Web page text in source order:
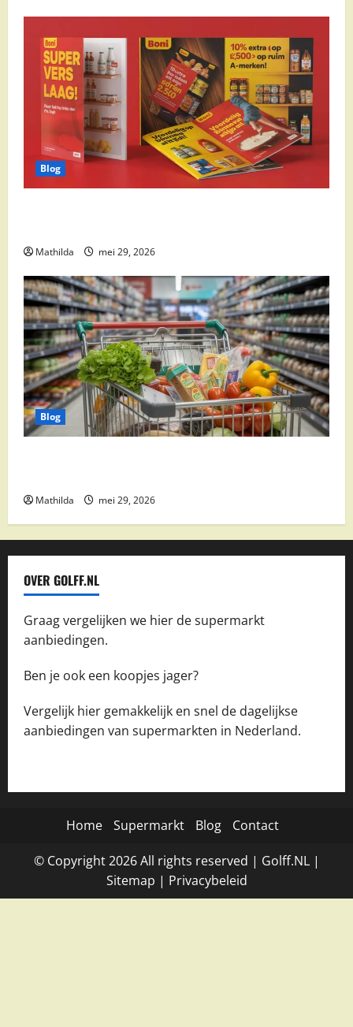
Blog
Mathilda mei 29, 2026
Blog
Mathilda mei 29, 2026
OVER GOLFF.NL
Graag vergelijken we hier de supermarkt
aanbiedingen.
Ben je ook een koopjes jager?
Vergelijk hier gemakkelijk en snel de dagelijkse
aanbiedingen van supermarkten in Nederland.
Home Supermarkt Blog Contact
© Copyright2026All rights reserved | Golff.NL|
Sitemap | Privacybeleid